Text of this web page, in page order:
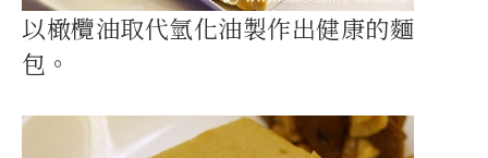
以橄欖油取代氫化油製作出健康的麵
包。